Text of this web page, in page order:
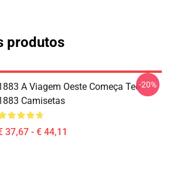
produtos
A Viagem Oeste Começa Tee
Camisetas
37,67 - € 44,11
-20%